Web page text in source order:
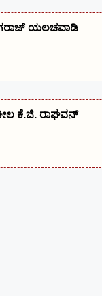
ಯಲಚವಾಡಿ
ಕೆ.ಜಿ. ರಾಘವನ್